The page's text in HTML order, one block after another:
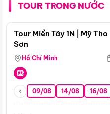
TOUR TRONG NƯỚC
Tour Miền Tây 1N | Mỹ
Sơn
Hồ Chí Minh
09/08 14/08 16/08